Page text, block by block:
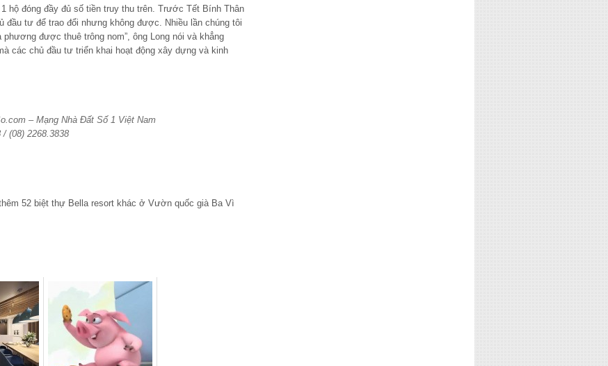
hộ đóng đầy đủ số tiền truy thu trên. Trước Tết Bính Thân
đầu tư để trao đổi nhưng không được. Nhiều lần chúng tôi
được thuê trông nom”, ông Long nói và khẳng
các chủ đầu tư triển khai hoạt động xây dựng và kinh
– Mạng Nhà Đất Số 1 Việt Nam
/ (08) 2268.3838